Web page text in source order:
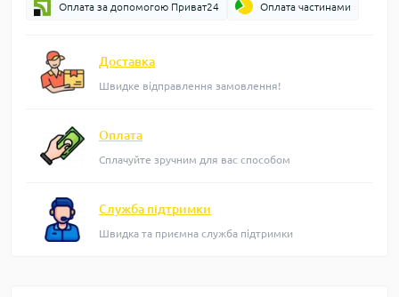
Оплата за допомогою Приват24 Оплата частинами
Доставка
Швидке відправлення замовлення!
Оплата
Сплачуйте зручним для вас способом
Служба підтримки
Швидка та приємна служба підтримки